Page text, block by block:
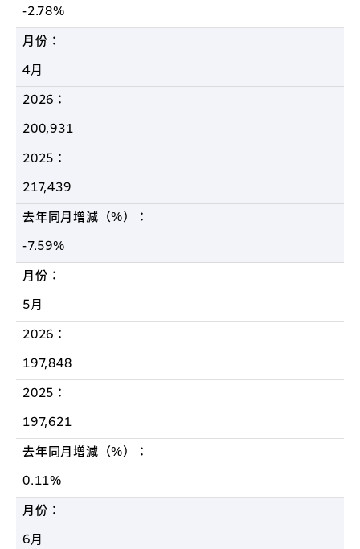
-2.78%
月份：
4月
2026：
200,931
2025：
217,439
去年同月增減（%）：
-7.59%
月份：
5月
2026：
197,848
2025：
197,621
去年同月增減（%）：
0.11%
月份：
6月